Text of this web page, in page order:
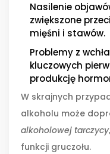
Nasilenie
zwiększone
mięśni i stawów.
Problemy z
kluczowych
produkcję
W skrajnych
alkoholu może
alkoholowej tarczycy
funkcji gruczołu.